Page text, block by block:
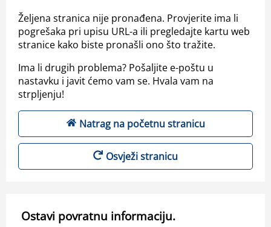
Željena stranica nije pronađena. Provjerite ima li
pogrešaka pri upisu URL-a ili pregledajte kartu web
stranice kako biste pronašli ono što tražite.
Ima li drugih problema? Pošaljite e-poštu u
nastavku i javit ćemo vam se. Hvala vam na
strpljenju!
Natrag na početnu stranicu
Osvježi stranicu
Ostavi povratnu informaciju.